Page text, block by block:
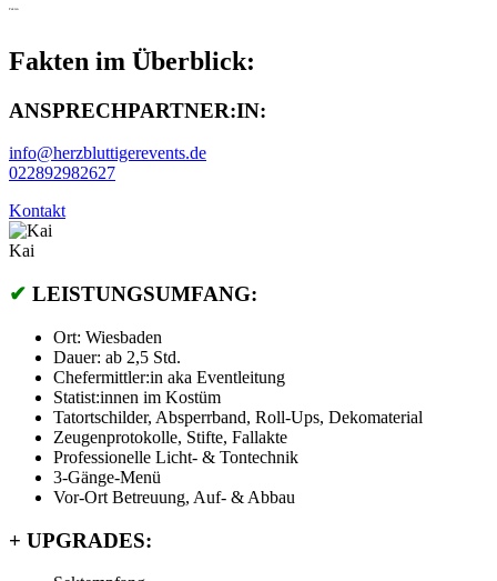
Fakten
Fakten im Überblick:
ANSPRECHPARTNER:IN:
info@herzbluttigerevents.de
022892982627
Kontakt
Kai
✔ LEISTUNGSUMFANG:
Ort: Wiesbaden
Dauer: ab 2,5 Std.
Chefermittler:in aka Eventleitung
Statist:innen im Kostüm
Tatortschilder, Absperrband, Roll-Ups, Dekomaterial
Zeugenprotokolle, Stifte, Fallakte
Professionelle Licht- & Tontechnik
3-Gänge-Menü
Vor-Ort Betreuung, Auf- & Abbau
+ UPGRADES: